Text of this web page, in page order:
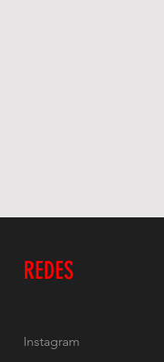
REDES
Instagram